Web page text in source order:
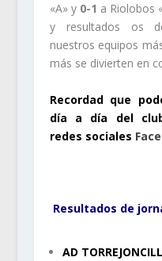
«A» y0-1 a Riolobos
y resultados os
nuestros equipos
más se divierten en
Recordad que
día a día del
redes sociales
Resultados de
AD